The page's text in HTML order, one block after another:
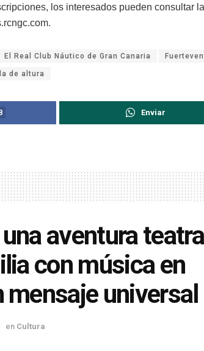
los interesados pueden consultar
El Real Club Náutico de Gran Canaria
de altura
Enviar
una aventura
con música en
mensaje universal
en Cultura